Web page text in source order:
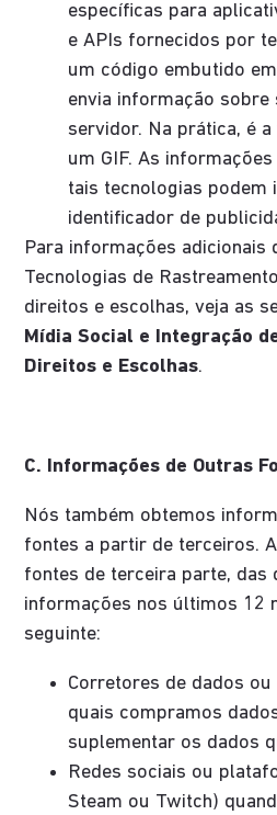
específicas para
e APIs fornecidos por
um código embutido
envia informação sobre
servidor. Na prática, é
um GIF. As
tais tecnologias podem
identificador de
Para informações adicionais
Tecnologias de
direitos e escolhas, veja as
Mídia Social e Integração
Direitos e Escolhas.
C. Informações de Outras
Nós também obtemos
fontes a partir de terceiros.
fontes de terceira parte, das
informações nos últimos 12
seguinte:
Corretores de dados
quais compramos
suplementar os dados
Redes sociais ou
Steam ou Twitch)